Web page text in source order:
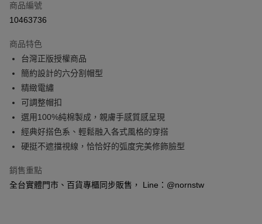
信用卡分期付款
合作金庫商業銀行
華南商業銀行
上海商業儲蓄銀行
國泰世華商業銀行
臺灣中小企業銀行
匯豐（台灣）商業銀行
華泰商業銀行
聯邦商業銀行
遠東國際商業銀行
元大商業銀行
永豐商業銀行
玉山商業銀行
星展（台灣）商業銀行
台灣樂天信用卡公司
6 期 0 利率 每期
華南商業銀行
上海商業儲蓄銀行
國泰世華商業銀行
臺灣中小企業銀行
台中商業銀行
匯豐（台灣）商業銀行
華泰商業銀行
聯邦商業銀行
遠東國際商業銀行
元大商業銀行
永豐商業銀行
玉山商業銀行
台灣樂天信用卡公司
超商取貨付款
LINE Pay
Apple Pay
悠遊付
商品編號
10463736
商品特色
台灣正版授權商品
簡約設計的六分割帽型
精緻電繡
可調整帽扣
選用100%純棉製成，親膚手感質感呈現
經典好搭色系、輕鬆融入各式風格的穿搭
硬挺不遮擋視線，恰恰好的弧度完美修飾臉型
銷售重點
全台實體門市、百貨專櫃同步販售， Line：@nornstw